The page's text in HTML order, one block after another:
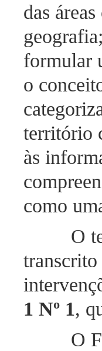
das
formular
o
território
às
como
O texto
1 Nº 1,
O